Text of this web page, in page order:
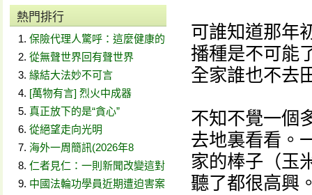
熱門排行
保險代理人驚呼：這麼健康的
從無聲世界回有聲世界
緣結大法妙不可言
[萬物有言] 烈火中成器
真正放下的是“貪心”
從絕望走向光明
海外一周簡訊(2026年8
仁者見仁：一則新聞改變這對
中國法輪功學員近期遭迫害案
可誰知道那年
播種是不可能
全家誰也不去
不知不覺一個
去地裏看看。
家的棒子（玉
聽了都很高興